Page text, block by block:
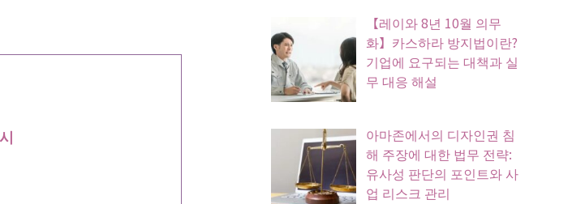
【레이와 8년 10월 의무
화】카스하라 방지법이란?
기업에 요구되는 대책과 실
무 대응 해설
아마존에서의 디자인권 침
해 주장에 대한 법무 전략:
유사성 판단의 포인트와 사
업 리스크 관리